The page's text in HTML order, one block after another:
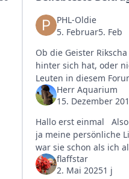
PHL-Oldie
5. Februar5. Feb
Ob die Geister
hinter sich hat, oder
Leuten in diesem
gerade ältere
knapp 60, das
Herr Aquarium
15. Dezember
Hallo erst einmal Also die Geister Rikscha ist
ja meine persönliche
war sie schon als ich
gefahren bin, da ich
und Legenden geli
flaffstar
2. Mai 20251 j